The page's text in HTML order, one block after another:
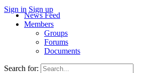
Sign in Sign up
News Feed
Members
Groups
Forums
Documents
Search for: